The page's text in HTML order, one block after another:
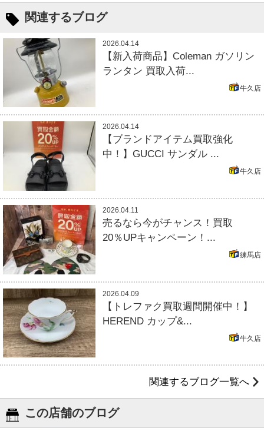
関連するブログ
2026.04.14
【新入荷商品】Coleman ガソリン
ランタン 買取入荷...
牛久店
2026.04.14
【ブランドアイテム買取強化
中！】GUCCI サンダル ...
牛久店
2026.04.11
売るなら今がチャンス！買取
20％UPキャンペーン！...
練馬店
2026.04.09
【トレファク買取週間開催中！】
HEREND カップ&...
牛久店
関連するブログ一覧へ
この店舗のブログ